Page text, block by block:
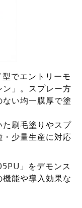
でエントリーモ
」。スプレー方
い均一膜厚で塗
刷毛塗りやスプ
少量生産に対応
」をデモンス
能や導入効果な